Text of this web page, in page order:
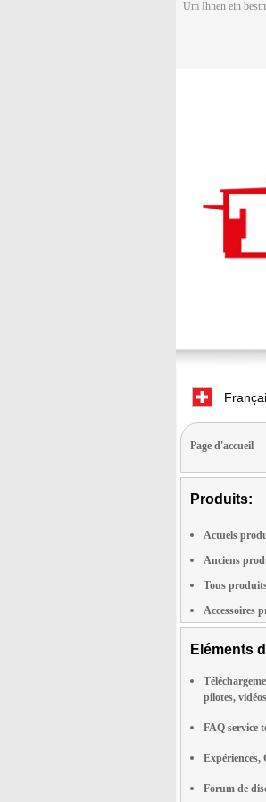
Um Ihnen ein
Page d'accueil
Produits:
Actuels
Anciens
Tous
Accessoires
Eléments
pilotes, vidéos
FAQ service
Forum de